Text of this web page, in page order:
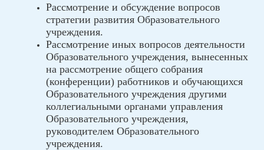
Рассмотрение и обсуждение вопросов
стратегии развития Образовательного
учреждения.
Рассмотрение иных вопросов деятельности
Образовательного учреждения, вынесенных
на рассмотрение общего собрания
(конференции) работников и обучающихся
Образовательного учреждения другими
коллегиальными органами управления
Образовательного учреждения,
руководителем Образовательного
учреждения.